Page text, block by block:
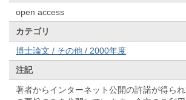
open access
カテゴリ
博士論文 / その他 / 2000年度
注記
著者からインターネット公開の許諾が得ら